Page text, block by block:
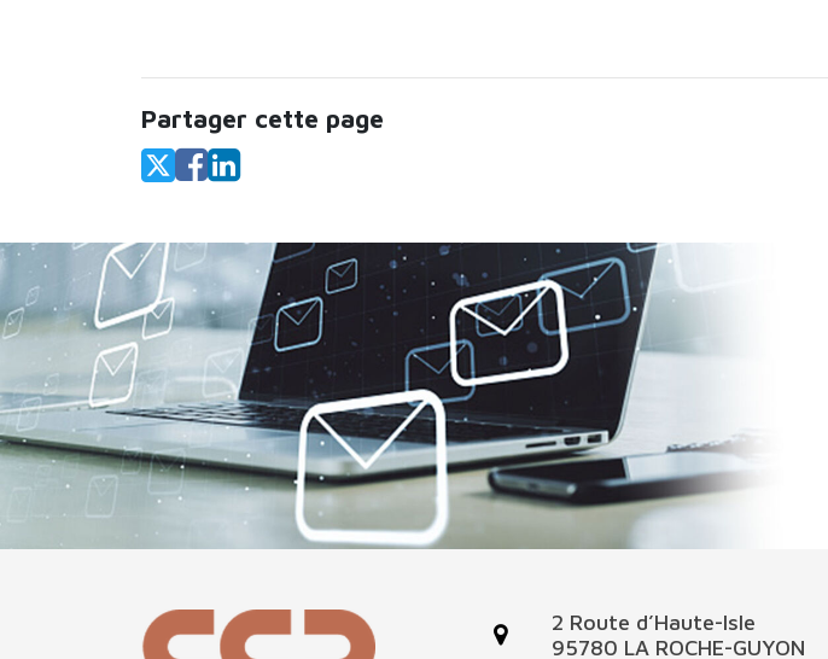
Partager cette page
2 Route d’Haute-Isle
95780 LA ROCHE-GUYON